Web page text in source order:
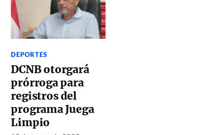
DEPORTES
DCNB otorgará
prórroga para
registros del
programa Juega
Limpio